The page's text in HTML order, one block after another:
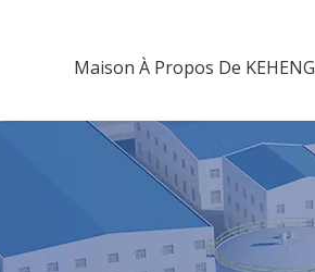
Maison À Propos De KEHENG